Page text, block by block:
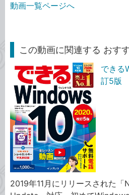
動画一覧ページへ
この動画に関連する おす
できる
訂5版
2019年11月にリリースされた